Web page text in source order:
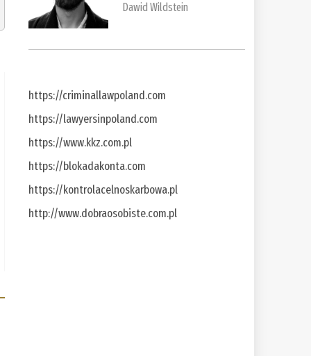
Dawid Wildstein
https://criminallawpoland.com
https://lawyersinpoland.com
https://www.kkz.com.pl
https://blokadakonta.com
https://kontrolacelnoskarbowa.pl
http://www.dobraosobiste.com.pl